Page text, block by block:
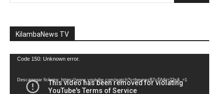
KilambaNews TV
Reprodutor
vídeo
Code 150: Unknown error.
Descarregar ficheiro: https://www.youtube.com/watch?v=heunxxB7uTA&t=22s&_=1